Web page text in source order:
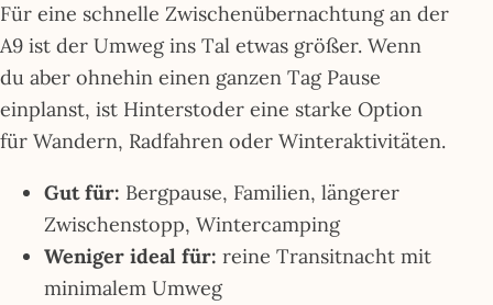
Für eine schnelle Zwischenübernachtung an der
A9 ist der Umweg ins Tal etwas größer. Wenn
du aber ohnehin einen ganzen Tag Pause
einplanst, ist Hinterstoder eine starke Option
für Wandern, Radfahren oder Winteraktivitäten.
Gut für: Bergpause, Familien, längerer
Zwischenstopp, Wintercamping
Weniger ideal für: reine Transitnacht mit
minimalem Umweg